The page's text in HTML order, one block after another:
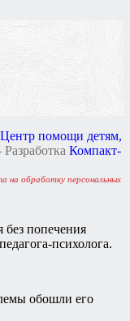
помощи детям,
Разработка Компакт-
на обработку персональных
попечения
психолога.
обошли его